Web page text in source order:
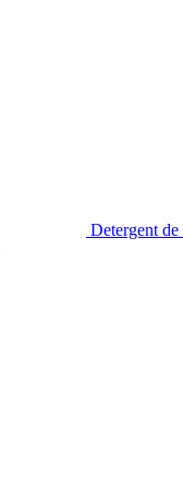
Detergent